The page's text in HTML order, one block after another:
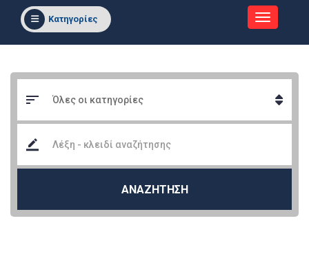
Κατηγορίες
ΑΝΑΖΗΤΗΣΗ